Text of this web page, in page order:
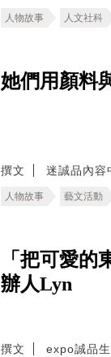
人物故事 人文社科
她們用顏料
撰文 迷誠品內
人物故事 藝文活動
「把可愛
辦人Lyn
撰文 expo誠品